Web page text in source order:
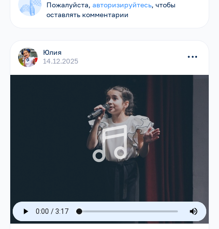
Пожалуйста,авторизируйтесь, чтобы
оставлять комментарии
Юлия
14.12.2025
...